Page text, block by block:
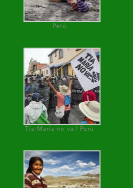
Perú
Tía María no va ! Perú